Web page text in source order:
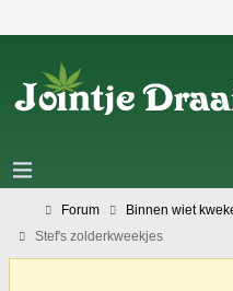
Forum Binnen wiet
Stef's zolderkweekjes